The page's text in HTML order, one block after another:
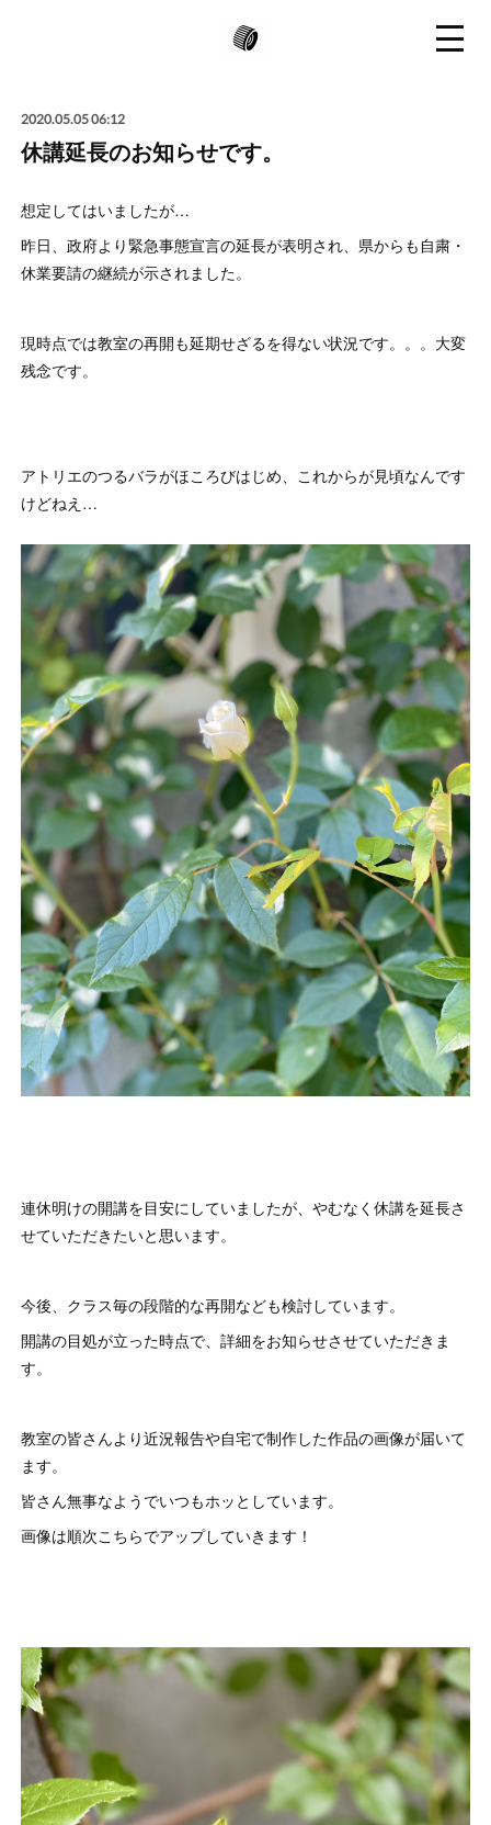
2020.05.05 06:12
休講延長のお知らせです。
想定してはいましたが…
昨日、政府より緊急事態宣言の延長が表明され、県からも自粛・
休業要請の継続が示されました。
現時点では教室の再開も延期せざるを得ない状況です。。。大変
残念です。
アトリエのつるバラがほころびはじめ、これからが見頃なんです
けどねえ…
連休明けの開講を目安にしていましたが、やむなく休講を延長さ
せていただきたいと思います。
今後、クラス毎の段階的な再開なども検討しています。
開講の目処が立った時点で、詳細をお知らせさせていただきま
す。
教室の皆さんより近況報告や自宅で制作した作品の画像が届いて
ます。
皆さん無事なようでいつもホッとしています。
画像は順次こちらでアップしていきます！